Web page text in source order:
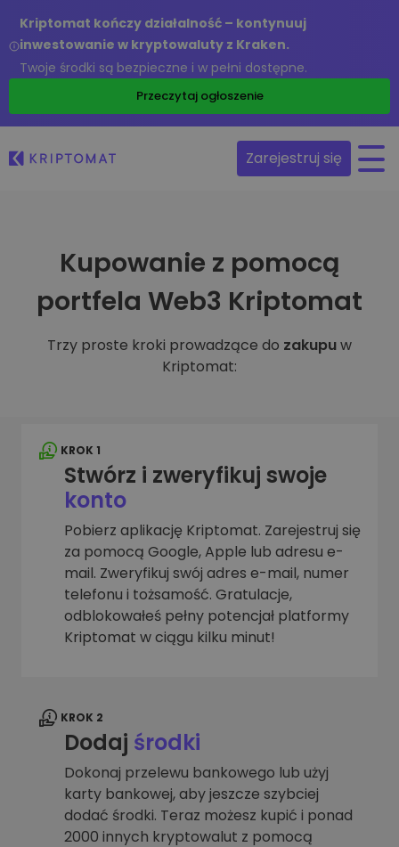
Kriptomat kończy działalność – kontynuuj
inwestowanie w kryptowaluty z Kraken.
Twoje środki są bezpieczne i w pełni dostępne.
Przeczytaj ogłoszenie
Zarejestruj się
Kupowanie z pomocą
portfela Web3 Kriptomat
Trzy proste kroki prowadzące do zakupuw
Kriptomat:
KROK 1
Stwórz i zweryfikuj swoje
konto
Pobierz aplikację Kriptomat. Zarejestruj się
za pomocą Google, Apple lub adresu e-
mail. Zweryfikuj swój adres e-mail, numer
telefonu i tożsamość. Gratulacje,
odblokowałeś pełny potencjał platformy
Kriptomat w ciągu kilku minut!
KROK 2
Dodaj środki
Dokonaj przelewu bankowego lub użyj
karty bankowej, aby jeszcze szybciej
dodać środki. Teraz możesz kupić i ponad
2000 innych kryptowalut z pomocą